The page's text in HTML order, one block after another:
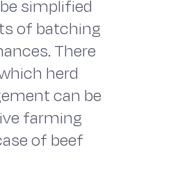
simplified
of batching
There
herd
can be
farming
of beef